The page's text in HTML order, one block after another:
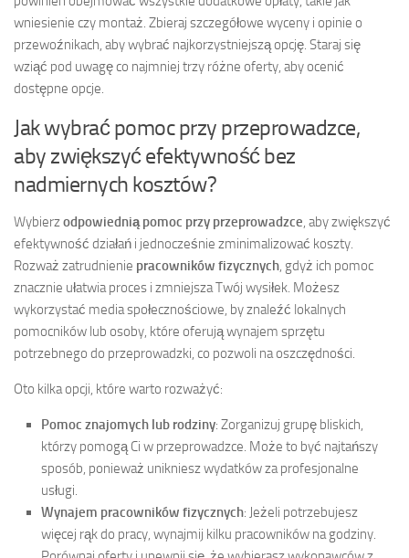
wniesienie czy montaż. Zbieraj szczegółowe wyceny i opinie o
przewoźnikach, aby wybrać najkorzystniejszą opcję. Staraj się
wziąć pod uwagę co najmniej trzy różne oferty, aby ocenić
dostępne opcje.
Jak wybrać pomoc przy przeprowadzce,
aby zwiększyć efektywność bez
nadmiernych kosztów?
Wybierzodpowiednią pomoc przy przeprowadzce, aby zwiększyć
efektywność działań i jednocześnie zminimalizować koszty.
Rozważ zatrudnienie pracowników fizycznych, gdyż ich pomoc
znacznie ułatwia proces i zmniejsza Twój wysiłek. Możesz
wykorzystać media społecznościowe, by znaleźć lokalnych
pomocników lub osoby, które oferują wynajem sprzętu
potrzebnego do przeprowadzki, co pozwoli na oszczędności.
Oto kilka opcji, które warto rozważyć:
Pomoc znajomych lub rodziny: Zorganizuj grupę bliskich,
którzy pomogą Ci w przeprowadzce. Może to być najtańszy
sposób, ponieważ unikniesz wydatków za profesjonalne
usługi.
Wynajem pracowników fizycznych: Jeżeli potrzebujesz
więcej rąk do pracy, wynajmij kilku pracowników na godziny.